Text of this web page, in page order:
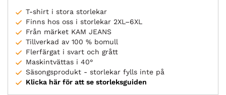
T-shirt i stora storlekar
Finns hos oss i storlekar 2XL–6XL
Från märket KAM JEANS
Tillverkad av 100 % bomull
Flerfärgat i svart och grått
Maskintvättas i 40°
Säsongsprodukt - storlekar fylls inte på
Klicka här för att se storleksguiden